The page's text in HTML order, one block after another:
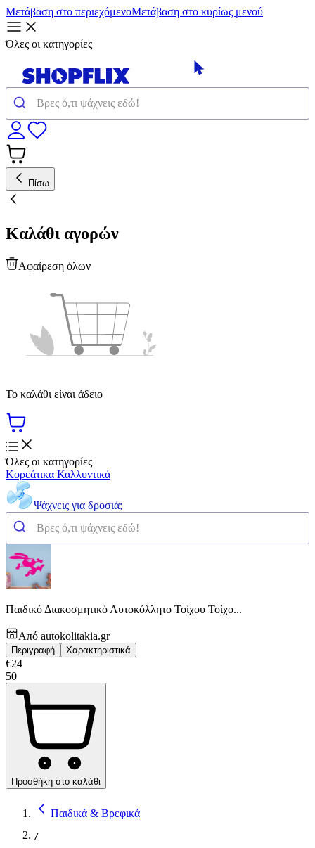
Μετάβαση στο περιεχόμενοΜετάβαση στο κυρίως μενού
Όλες οι κατηγορίες
Πίσω
Καλάθι αγορών
Αφαίρεση όλων
Το καλάθι είναι άδειο
Όλες οι κατηγορίες
Κορεάτικα Καλλυντικά
Ψάχνεις για δροσιά;
Παιδικό Διακοσμητικό Αυτοκόλλητο Τοίχου Τοίχο...
Από autokolitakia.gr
Περιγραφή Χαρακτηριστικά
€24
50
Προσθήκη στο καλάθι
Παιδικά & Βρεφικά
/